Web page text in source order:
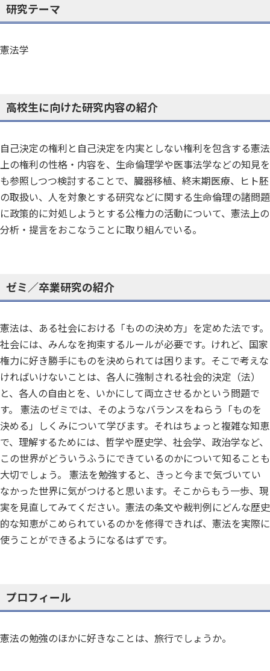
研究テーマ
憲法学
高校生に向けた研究内容の紹介
自己決定の権利と自己決定を内実としない権利を包含する憲法
上の権利の性格・内容を、生命倫理学や医事法学などの知見を
も参照しつつ検討することで、臓器移植、終末期医療、ヒト胚
の取扱い、人を対象とする研究などに関する生命倫理の諸問題
に政策的に対処しようとする公権力の活動について、憲法上の
分析・提言をおこなうことに取り組んでいる。
ゼミ／卒業研究の紹介
憲法は、ある社会における「ものの決め方」を定めた法です。
社会には、みんなを拘束するルールが必要です。けれど、国家
権力に好き勝手にものを決められては困ります。そこで考えな
ければいけないことは、各人に強制される社会的決定（法）
と、各人の自由とを、いかにして両立させるかという問題で
す。 憲法のゼミでは、そのようなバランスをねらう「ものを
決める」しくみについて学びます。それはちょっと複雑な知恵
で、理解するためには、哲学や歴史学、社会学、政治学など、
この世界がどういうふうにできているのかについて知ることも
大切でしょう。 憲法を勉強すると、きっと今まで気づいてい
なかった世界に気がつけると思います。そこからもう一歩、現
実を見直してみてください。憲法の条文や裁判例にどんな歴史
的な知恵がこめられているのかを修得できれば、憲法を実際に
使うことができるようになるはずです。
プロフィール
憲法の勉強のほかに好きなことは、旅行でしょうか。